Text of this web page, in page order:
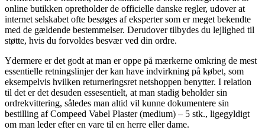
online butikken opretholder de officielle danske regler, udover at
internet selskabet ofte besøges af eksperter som er meget bekendte
med de gældende bestemmelser. Derudover tilbydes du lejlighed til
støtte, hvis du forvoldes besvær ved din ordre.
Ydermere er det godt at man er oppe på mærkerne omkring de mest
essentielle retningslinjer der kan have indvirkning på købet, som
eksempelvis hvilken returneringsret netshoppen benytter. I relation
til det er det desuden essesentielt, at man stadig beholder sin
ordrekvittering, således man altid vil kunne dokumentere sin
bestilling af Compeed Vabel Plaster (medium) – 5 stk., ligegyldigt
om man leder efter en vare til en herre eller dame.